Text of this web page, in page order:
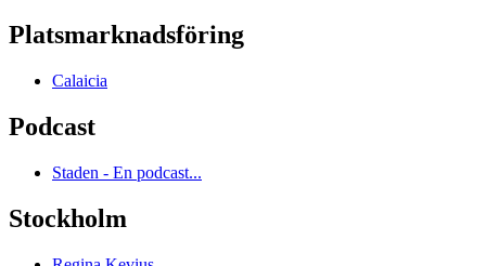
Platsmarknadsföring
Calaicia
Podcast
Staden - En podcast...
Stockholm